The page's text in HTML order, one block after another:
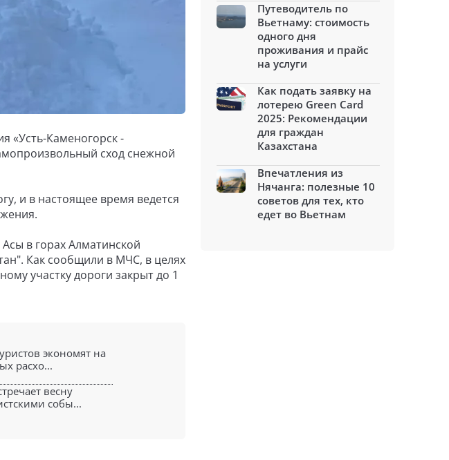
«Усть-Каменогорск -
сход снежной
и в настоящее время ведется
в горах Алматинской
Как сообщили в МЧС, в целях
участку дороги закрыт до 1
экономят на
расхо...
весну
собы...
Путеводитель по
Вьетнаму: стоимость
одного дня
проживания и прайс
на услуги
Как подать заявку на
лотерею Green Card
2025: Рекомендации
для граждан
Казахстана
Впечатления из
Нячанга: полезные 10
советов для тех, кто
едет во Вьетнам